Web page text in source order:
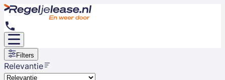
Filters
Relevantie